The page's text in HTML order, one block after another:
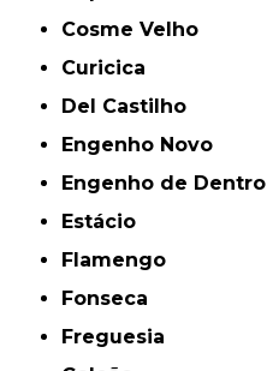
Cosme Velho
Curicica
Del Castilho
Engenho Novo
Engenho de Dentro
Estácio
Flamengo
Fonseca
Freguesia